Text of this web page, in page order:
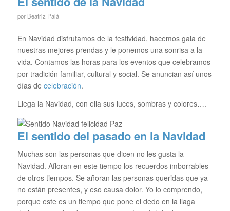
por Beatriz Palá
En Navidad disfrutamos de la festividad, hacemos gala de
nuestras mejores prendas y le ponemos una sonrisa a la
vida. Contamos las horas para los eventos que celebramos
por tradición familiar, cultural y social. Se anuncian así unos
días de celebración.
Llega la Navidad, con ella sus luces, sombras y colores….
El sentido del pasado en la Navidad
Muchas son las personas que dicen no les gusta la
Navidad. Afloran en este tiempo los recuerdos imborrables
de otros tiempos. Se añoran las personas queridas que ya
no están presentes, y eso causa dolor. Yo lo comprendo,
porque este es un tiempo que pone el dedo en la llaga